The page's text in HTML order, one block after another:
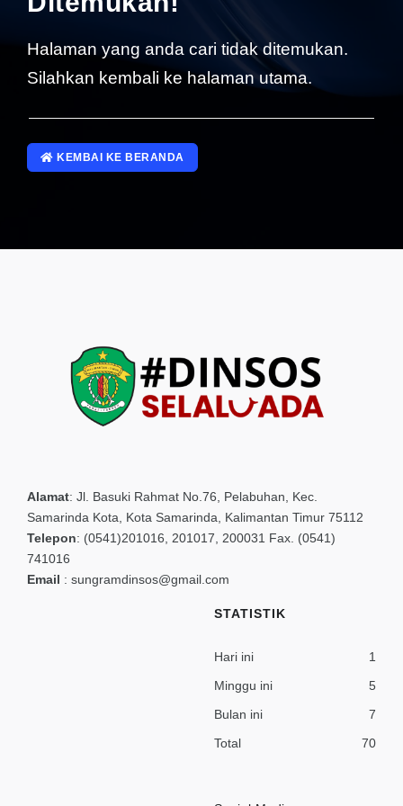
Halaman yang anda cari tidak ditemukan.
Silahkan kembali ke halaman utama.
KEMBAI KE BERANDA
Alamat: Jl. Basuki Rahmat No.76, Pelabuhan, Kec.
Samarinda Kota, Kota Samarinda, Kalimantan Timur 75112
Telepon: (0541)201016, 201017, 200031 Fax. (0541)
741016
Email : sungramdinsos@gmail.com
STATISTIK
Hari ini
1
Minggu ini
5
Bulan ini
7
Total
70